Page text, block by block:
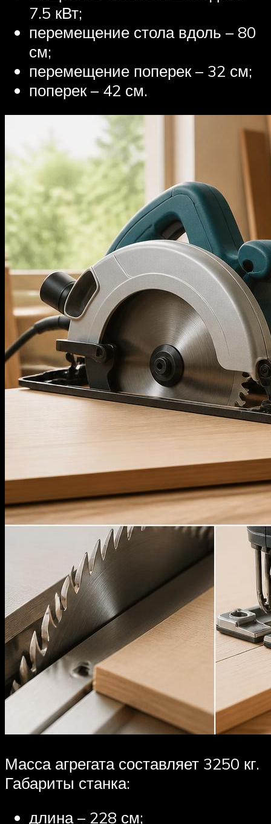
7.5 кВт;
перемещение стола вдоль – 80
см;
перемещение поперек – 32 см;
поперек – 42 см.
Масса агрегата составляет 3250 кг.
Габариты станка:
длина – 228 см;